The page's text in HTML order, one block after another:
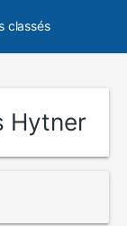
classés
Hytner